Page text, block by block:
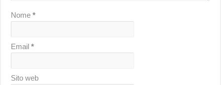
Nome*
Email*
Sito web